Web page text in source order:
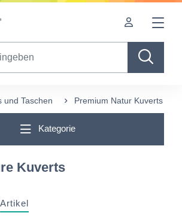
und Taschen Premium Natur Kuverts &
Kategorie
Kuverts
Artikel